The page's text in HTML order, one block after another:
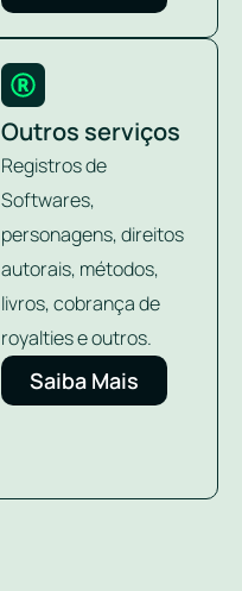
Outros serviços
Registros de
Softwares,
personagens, direitos
autorais, métodos,
livros, cobrança de
royalties e outros.
Saiba Mais